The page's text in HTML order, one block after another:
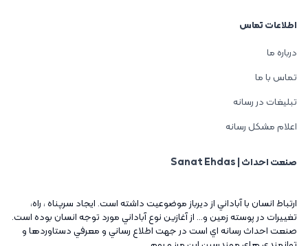
اطلاعات تماس
درباره ما
تماس با ما
تبلیغات در رسانه
اعلام مشکل رسانه
صنعت احداث | Sanat Ehdas
ارتباط انسان با آباداني از ديرباز موضوعيت داشته است. ايجاد سرپناه ، راه،
تغييرات در پوسته زمين و... از آغازين نوع آباداني مورد توجه انسان بوده است.
صنعت احداث رسانه اي است در جهت اطلاع رساني و معرفي دستاوردها و